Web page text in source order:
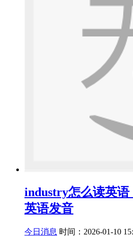
industry怎么读英
英语发音
今日消息 时间：2026-01-10